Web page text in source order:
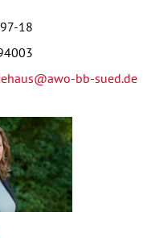
18
bb-sued.de